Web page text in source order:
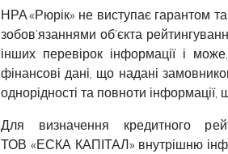
НРА «Рюрік» не виступає гарантом
зобов’язаннями об’єкта
інших перевірок інформації і
фінансові дані, що надані
однорідності та повноти
Для визначення кредитного
ТОВ «ЕСКА КАПІТАЛ» внутрішню